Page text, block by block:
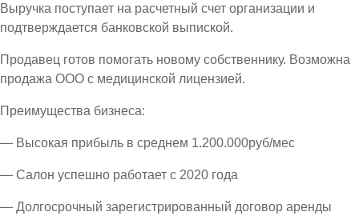
Выручка поступает на расчетный счет организации и
подтверждается банковской выпиской.
Продавец готов помогать новому собственнику. Возможна
продажа ООО с медицинской лицензией.
Преимущества бизнеса:
— Высокая прибыль в среднем 1.200.000руб/мес
— Салон успешно работает с 2020 года
— Долгосрочный зарегистрированный договор аренды